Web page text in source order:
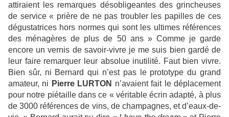
attiraient les remarques désobligeantes des grincheuses
de service « prière de ne pas troubler les papilles de ces
dégustatrices hors normes qui sont les ultimes références
des ménagères de plus de 50 ans » Comme je garde
encore un vernis de savoir-vivre je me suis bien gardé de
leur faire remarquer leur absolue inutilité. Faut bien vivre.
Bien sûr, ni Bernard qui n’est pas le prototype du grand
amateur, ni Pierre LURTON n’avaient fait le déplacement
pour notre piétaille dans ce « véritable écrin adapté, à plus
de 3000 références de vins, de champagnes, et d’eaux-de-